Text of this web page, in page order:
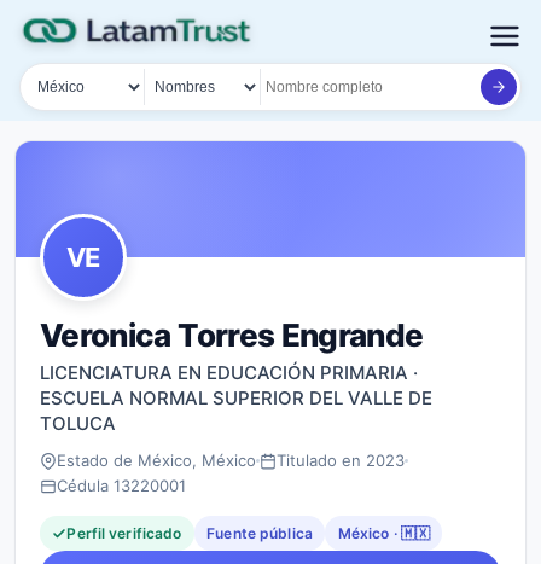
País
Tipo de búsqueda
Nombre o documento
VE
Veronica Torres Engrande
LICENCIATURA EN EDUCACIÓN PRIMARIA ·
ESCUELA NORMAL SUPERIOR DEL VALLE DE
TOLUCA
Estado de México, México
Titulado en 2023
Cédula 13220001
Perfil verificado Fuente pública México · 🇲🇽